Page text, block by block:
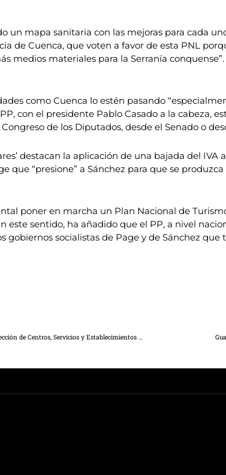
un mapa sanitaria con las mejoras para cada
de Cuenca, que voten a favor de esta PNL
medios materiales para la Serranía
como Cuenca lo estén pasando
con el presidente Pablo Casado a la cabeza,
de los Diputados, desde el Senado o
destacan la aplicación de una bajada del
que “presione” a Sánchez para que se
poner en marcha un Plan Nacional de
este sentido, ha añadido que el PP, a nivel
gobiernos socialistas de Page y de Sánchez